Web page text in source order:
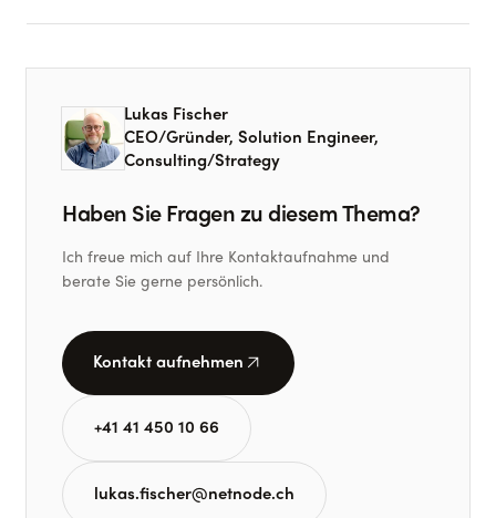
Lukas Fischer
CEO/Gründer, Solution Engineer,
Consulting/Strategy
Haben Sie Fragen zu diesem Thema?
Ich freue mich auf Ihre Kontaktaufnahme und
berate Sie gerne persönlich.
Kontakt aufnehmen arrow_outward
+41 41 450 10 66
lukas.fischer@netnode.ch